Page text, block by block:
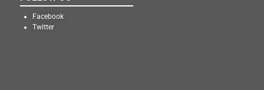
Facebook
Twitter